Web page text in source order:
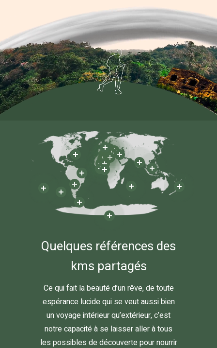
Quelques références des
kms partagés
Ce qui fait la beauté d’un rêve, de toute
espérance lucide qui se veut aussi bien
un voyage intérieur qu’extérieur, c’est
notre capacité à se laisser aller à tous
les possibles de découverte pour nourrir